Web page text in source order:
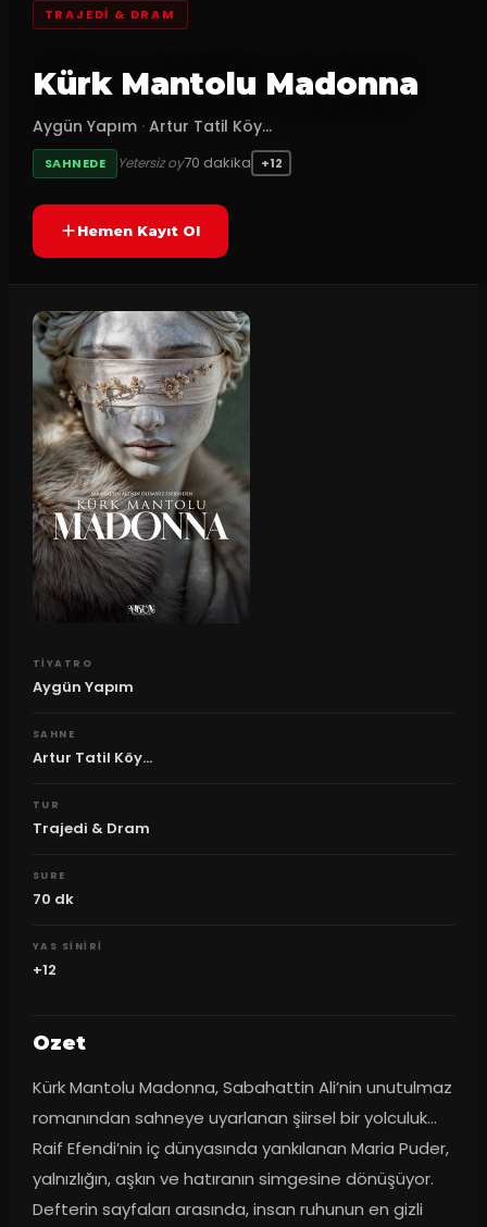
TRAJEDI & DRAM
Kürk Mantolu Madonna
Aygün Yapım · Artur Tatil Köy...
SAHNEDE Yetersiz oy70 dakika +12
Hemen Kayıt Ol
TIYATRO
Aygün Yapım
SAHNE
Artur Tatil Köy...
TUR
Trajedi & Dram
SURE
70 dk
YAS SINIRI
+12
Ozet
Kürk Mantolu Madonna, Sabahattin Ali’nin unutulmaz
romanından sahneye uyarlanan şiirsel bir yolculuk…
Raif Efendi’nin iç dünyasında yankılanan Maria Puder,
yalnızlığın, aşkın ve hatıranın simgesine dönüşüyor.
Defterin sayfaları arasında, insan ruhunun en gizli